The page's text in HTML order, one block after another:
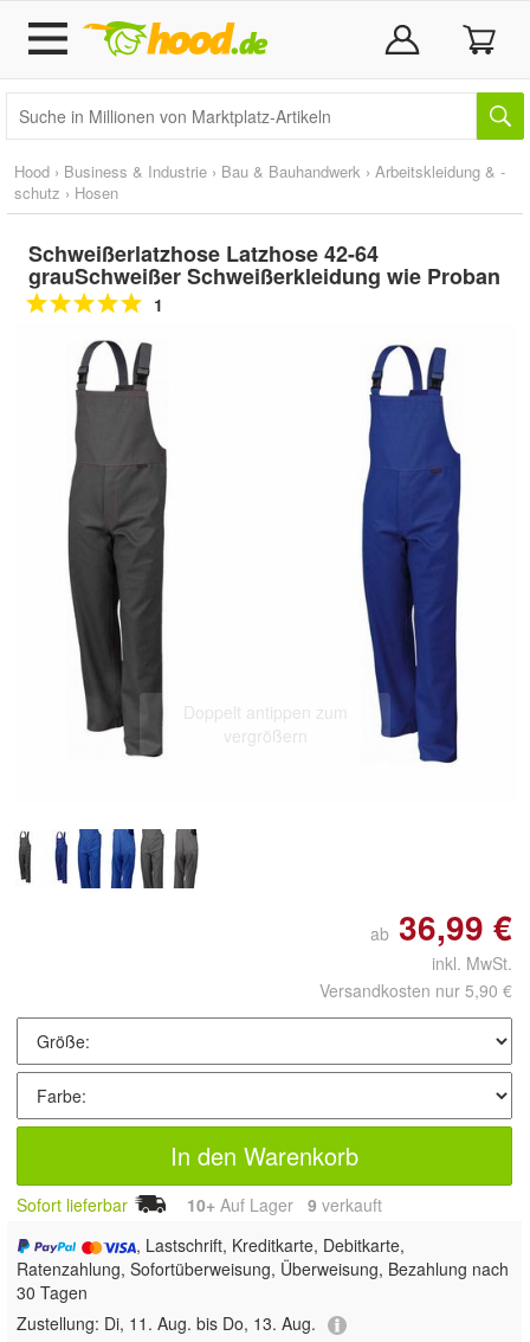
Hood › Business & Industrie › Bau & Bauhandwerk › Arbeitskleidung & -
schutz › Hosen
Schweißerlatzhose Latzhose 42-64
grauSchweißer Schweißerkleidung wie Proban
1
Doppelt antippen zum
vergrößern
ab 36,99 €
inkl. MwSt.
Versandkosten nur 5,90 €
In den Warenkorb
Sofort lieferbar 10+ Auf Lager 9 verkauft
, Lastschrift, Kreditkarte, Debitkarte,
Ratenzahlung, Sofortüberweisung, Überweisung, Bezahlung nach
30 Tagen
Zustellung: Di, 11. Aug. bis Do, 13. Aug.